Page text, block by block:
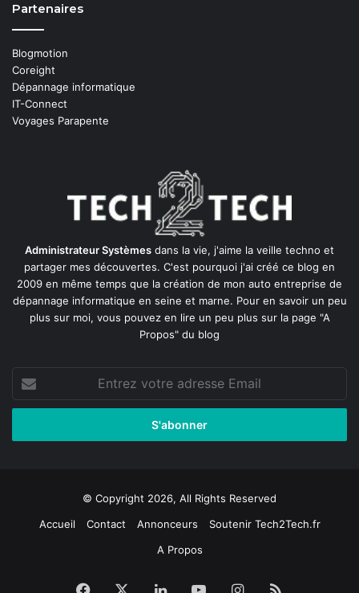
Partenaires
Blogmotion
Coreight
Dépannage informatique
IT-Connect
Voyages Parapente
Administrateur Systèmes dans la vie, j'aime la veille techno et
partager mes découvertes. C'est pourquoi j'ai créé ce blog en
2009 en même temps que la création de mon auto entreprise de
dépannage informatique en seine et marne. Pour en savoir un peu
plus sur moi, vous pouvez en lire un peu plus sur la page "A
Propos" du blog
Entrez
votre
adresse
© Copyright 2026, All Rights Reserved
Accueil
Contact Annonceurs
Soutenir Tech2Tech.fr
A Propos